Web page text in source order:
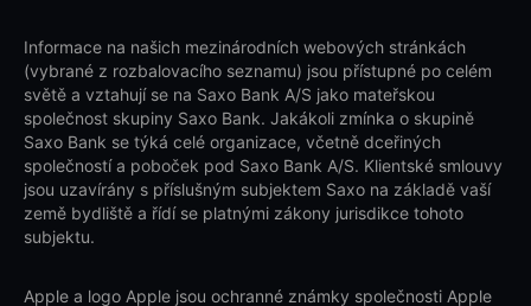
Informace na našich mezinárodních webových stránkách
(vybrané z rozbalovacího seznamu) jsou přístupné po celém
světě a vztahují se na Saxo Bank A/S jako mateřskou
společnost skupiny Saxo Bank. Jakákoli zmínka o skupině
Saxo Bank se týká celé organizace, včetně dceřiných
společností a poboček pod Saxo Bank A/S. Klientské smlouvy
jsou uzavírány s příslušným subjektem Saxo na základě vaší
země bydliště a řídí se platnými zákony jurisdikce tohoto
subjektu.
Apple a logo Apple jsou ochranné známky společnosti Apple